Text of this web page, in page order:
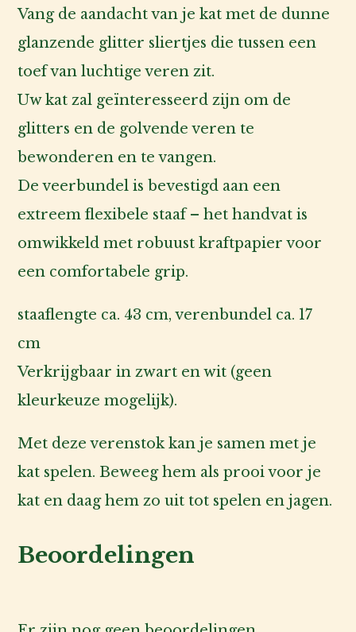
Vang de aandacht van je kat met de dunne
glanzende glitter sliertjes die tussen een
toef van luchtige veren zit.
Uw kat zal geïnteresseerd zijn om de
glitters en de golvende veren te
bewonderen en te vangen.
De veerbundel is bevestigd aan een
extreem flexibele staaf – het handvat is
omwikkeld met robuust kraftpapier voor
een comfortabele grip.
staaflengte ca. 43 cm, verenbundel ca. 17
cm
Verkrijgbaar in zwart en wit (geen
kleurkeuze mogelijk).
Met deze verenstok kan je samen met je
kat spelen. Beweeg hem als prooi voor je
kat en daag hem zo uit tot spelen en jagen.
Beoordelingen